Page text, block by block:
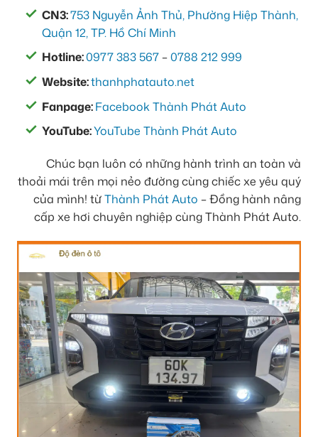
CN3:753 Nguyễn Ảnh Thủ, Phường Hiệp Thành,
Quận 12, TP. Hồ Chí Minh
Hotline:0977 383 567 –0788 212 999
Website:thanhphatauto.net
Fanpage:Facebook Thành Phát Auto
YouTube:YouTube Thành Phát Auto
Chúc bạn luôn có những hành trình an toàn và
thoải mái trên mọi nẻo đường cùng chiếc xe yêu quý
của mình! từThành Phát Auto – Đồng hành nâng
cấp xe hơi chuyên nghiệp cùng Thành Phát Auto.